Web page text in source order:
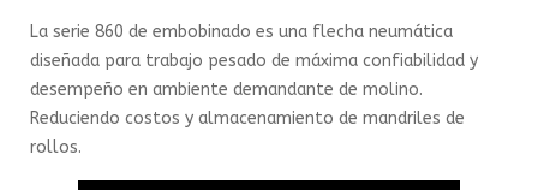
La serie 860 de embobinado es una flecha neumática
diseñada para trabajo pesado de máxima confiabilidad y
desempeño en ambiente demandante de molino.
Reduciendo costos y almacenamiento de mandriles de
rollos.